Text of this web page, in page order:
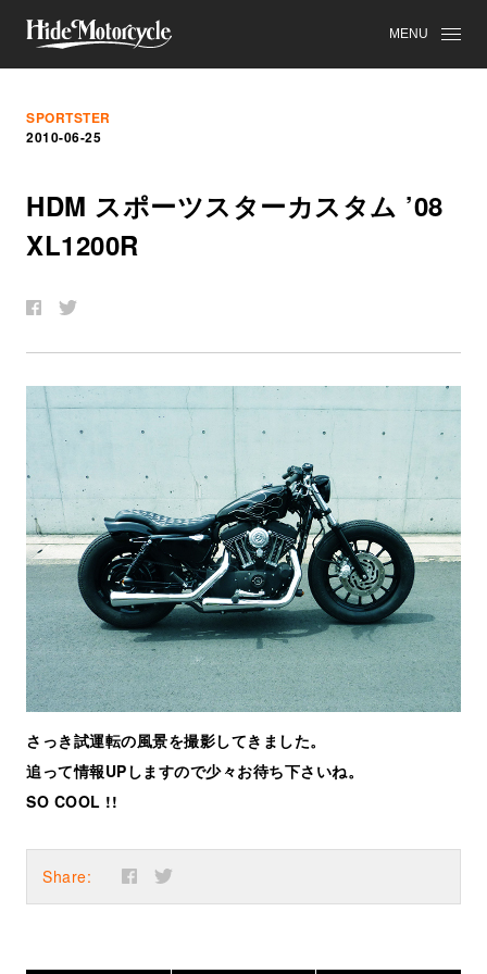
MENU
SPORTSTER
2010-06-25
HDM スポーツスターカスタム ’08
XL1200R
さっき試運転の風景を撮影してきました。
追って情報UPしますので少々お待ち下さいね。
SO COOL !!
Share: